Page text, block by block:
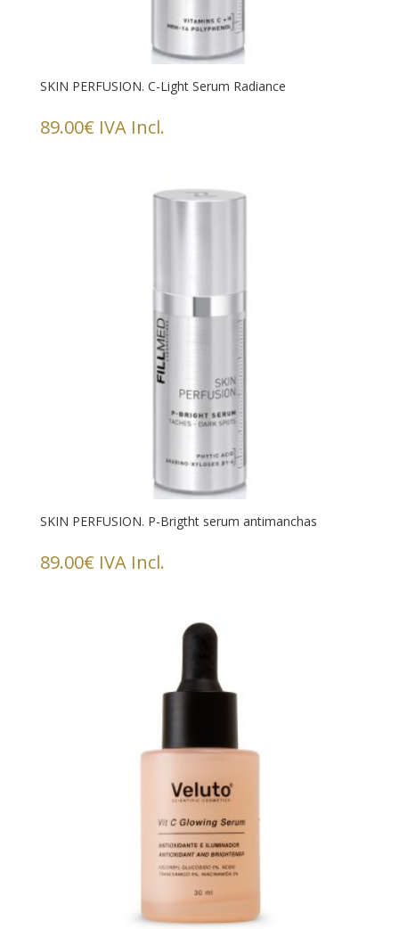
SKIN PERFUSION. C-Light Serum Radiance
89.00€ IVA Incl.
SKIN PERFUSION. P-Brigtht serum antimanchas
89.00€ IVA Incl.